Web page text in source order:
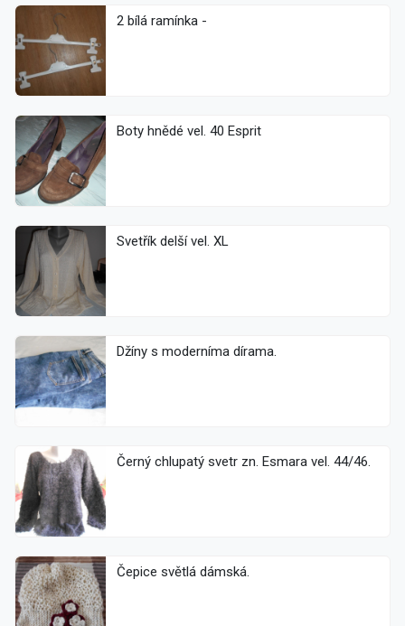
2 bílá ramínka -
Boty hnědé vel. 40 Esprit
Svetřík delší vel. XL
Džíny s moderníma dírama.
Černý chlupatý svetr zn. Esmara vel. 44/46.
Čepice světlá dámská.